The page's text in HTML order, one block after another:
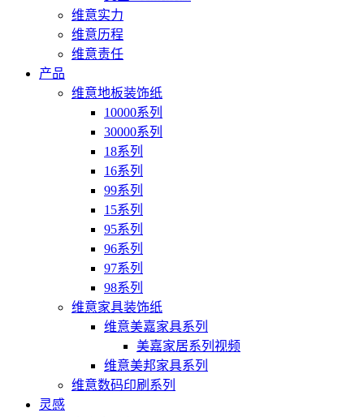
维意实力
维意历程
维意责任
产品
维意地板装饰纸
10000系列
30000系列
18系列
16系列
99系列
15系列
95系列
96系列
97系列
98系列
维意家具装饰纸
维意美嘉家具系列
美嘉家居系列视频
维意美邦家具系列
维意数码印刷系列
灵感